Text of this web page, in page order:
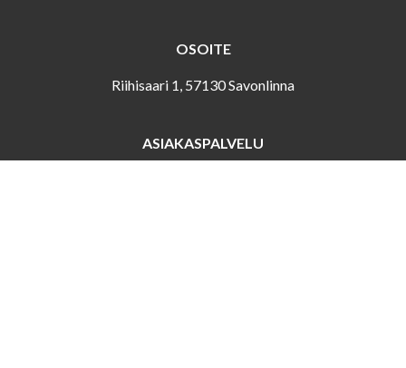
OSOITE
Riihisaari 1, 57130 Savonlinna
ASIAKASPALVELU